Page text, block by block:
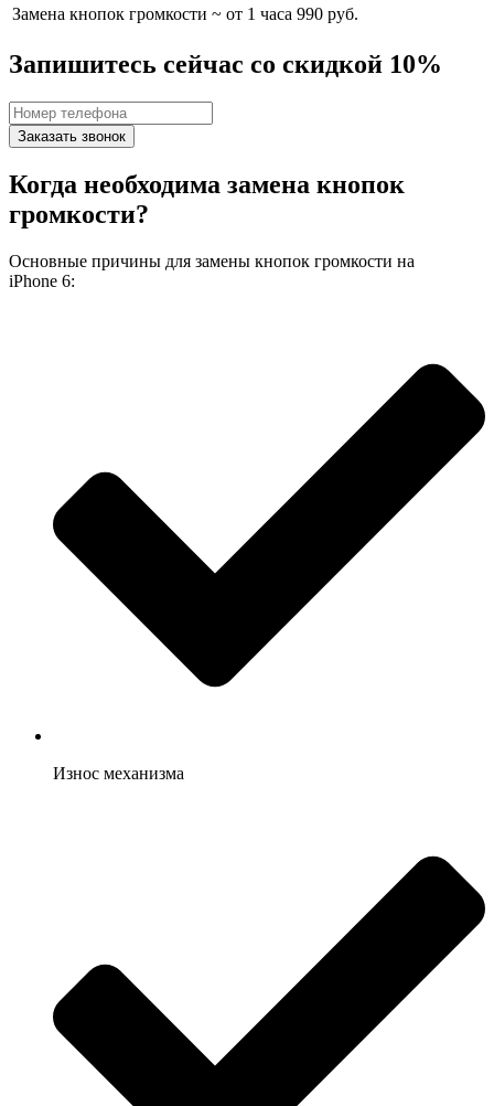
Замена кнопок громкости ~ от 1 часа 990 руб.
Запишитесь сейчас со скидкой 10%
Заказать звонок
Когда необходима замена кнопок
громкости?
Основные причины для замены кнопок громкости на
iPhone 6:
Износ механизма